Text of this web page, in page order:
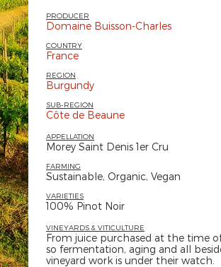
PRODUCER
Domaine Buisson-Charles
COUNTRY
France
REGION
Burgundy
SUB-REGION
Côte de Beaune
APPELLATION
Morey Saint Denis 1er Cru
FARMING
Sustainable, Organic, Vegan
VARIETIES
100% Pinot Noir
VINEYARDS & VITICULTURE
From juice purchased at the time
so fermentation, aging and all
vineyard work is under their watch.